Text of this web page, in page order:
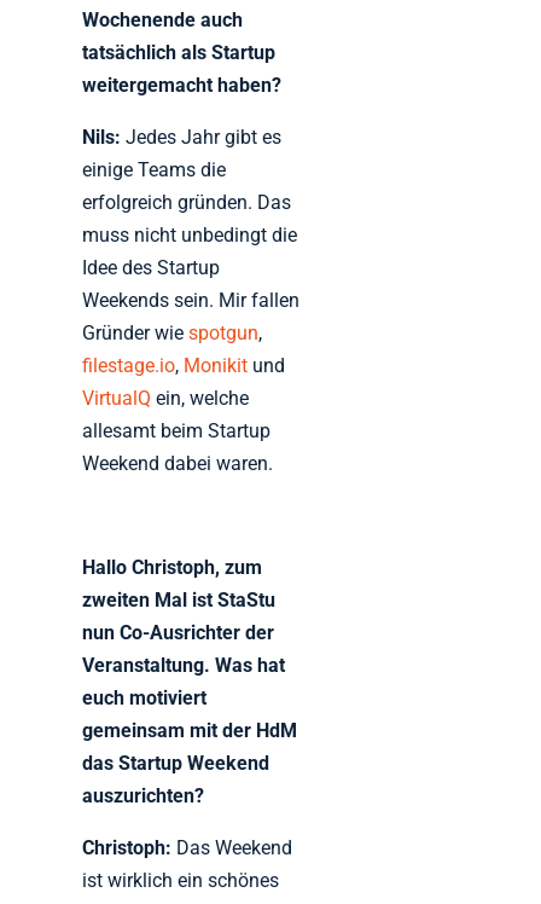
Wochenende auch
tatsächlich als Startup
weitergemacht haben?
Nils:Jedes Jahr gibt es
einige Teams die
erfolgreich gründen. Das
muss nicht unbedingt die
Idee des Startup
Weekends sein. Mir fallen
Gründer wiespotgun,
filestage.io, Monikit und
VirtualQ ein, welche
allesamt beim Startup
Weekend dabei waren.
Hallo Christoph, zum
zweiten Mal ist StaStu
nun Co-Ausrichter der
Veranstaltung. Was hat
euch motiviert
gemeinsam mit der HdM
das Startup Weekend
auszurichten?
Christoph: Das Weekend
ist wirklich ein schönes